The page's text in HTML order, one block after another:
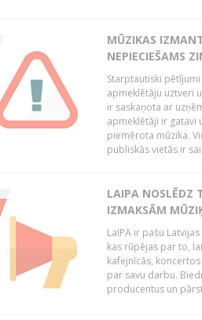
MŪZIKAS
NEPIECIEŠAMS
Starptautiski
apmeklētāju uztveri
ir saskaņota ar
apmeklētāji ir gatavi
piemērota mūzika.
publiskās vietās ir
LAIPA NOSLĒDZ
IZMAKSĀM
LaIPA ir pašu
kas rūpējas par to,
kafejnīcās,
par savu darbu.
producentus un